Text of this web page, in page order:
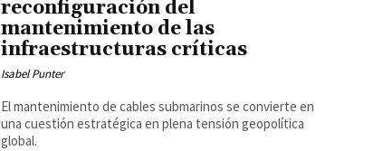
reconfiguración del
mantenimiento de las
infraestructuras críticas
Isabel Punter
El mantenimiento de cables submarinos se convierte en
una cuestión estratégica en plena tensión geopolítica
global.